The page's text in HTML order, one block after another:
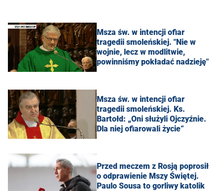
Msza św. w intencji ofiar
tragedii smoleńskiej. "Nie w
wojnie, lecz w modlitwie,
powinniśmy pokładać nadzieję"
Msza św. w intencji ofiar
tragedii smoleńskiej. Ks.
Bartołd: „Oni służyli Ojczyźnie.
Dla niej ofiarowali życie”
Przed meczem z Rosją poprosił
o odprawienie Mszy Świętej.
Paulo Sousa to gorliwy katolik